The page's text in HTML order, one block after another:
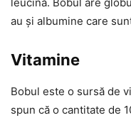
leucină. Bobul are
au și albumine care
Vitamine
Bobul este o sursă de
spun că o cantitate de